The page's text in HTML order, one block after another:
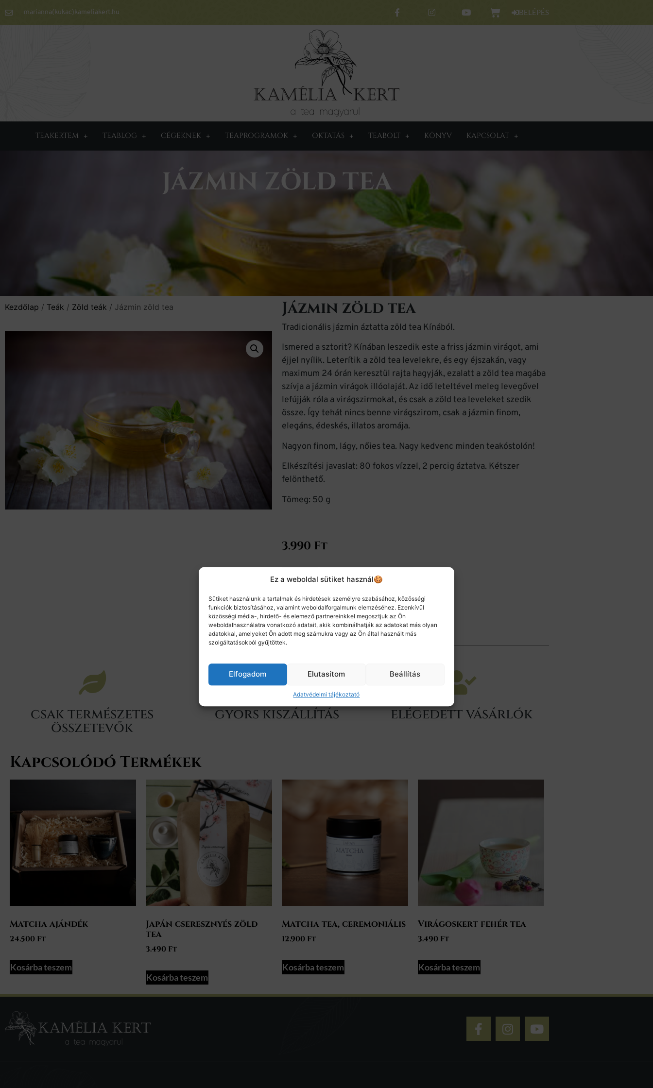
Ez a weboldal sütiket használ🍪
Sütiket használunk a tartalmak és hirdetések személyre szabásához, közösségi
funkciók biztosításához, valamint weboldalforgalmunk elemzéséhez. Ezenkívül
közösségi média-, hirdető- és elemező partnereinkkel megosztjuk az Ön
weboldalhasználatra vonatkozó adatait, akik kombinálhatják az adatokat más olyan
adatokkal, amelyeket Ön adott meg számukra vagy az Ön által használt más
szolgáltatásokból gyűjtöttek.
Elfogadom Elutasítom Beállítás
Adatvédelmi tájékoztató
marianna(kukac)kameliakert.hu BELÉPÉS
TEAKERTEM TEABLOG CÉGEKNEK TEAPROGRAMOK OKTATÁS TEABOLT KÖNYV KAPCSOLAT
JÁZMIN ZÖLD TEA
Kezdőlap / Teák / Zöld teák / Jázmin zöld tea Jázmin zöld tea
Tradicionális jázmin áztatta zöld tea Kínából.
Ismered a sztorit? Kínában leszedik este a friss jázmin virágot, ami
éjjel nyílik. Leterítik a zöld tea levelekre, és egy éjszakán, vagy
maximum 24 órán keresztül rajta hagyják, ezalatt a zöld tea magába
szívja a jázmin virágok illóolaját. Az idő leteltével meleg levegővel
lefújják róla a virágszirmokat, és csak a zöld tea leveleket szedik
össze. Így tehát nincs benne virágszirom, csak a jázmin finom,
elegáns, édeskés, illatos aromája.
Nagyon finom, lágy, nőies tea. Nagy kedvenc minden teakóstolón!
Elkészítési javaslat: 80 fokos vízzel, 2 percig áztatva. Kétszer
felönthető.
Tömeg: 50 g
3.990 Ft
Kosárba teszem
Kategóriák Teák nyárra, Zöld teák
csak természetes
összetevők
gyors kiszállítás elégedett vásárlók
Kapcsolódó Termékek
Matcha ajándék
24.500 Ft
Kosárba teszem
Japán cseresznyés zöld
tea
3.490 Ft
Kosárba teszem
Matcha tea, ceremoniális
12.900 Ft
Kosárba teszem
Virágoskert fehér tea
3.490 Ft
Kosárba teszem